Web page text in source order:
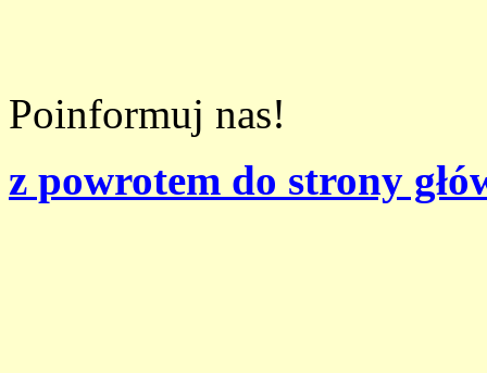
Poinformuj nas!
z powrotem do strony